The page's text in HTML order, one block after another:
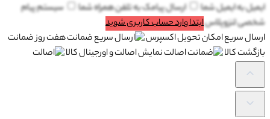
ایمیل بهایمیل شما ارسال پیامک بهتلفن همراه شما
سیستم پیام
شخصی لنزوپلاسابتدا وارد حساب کاربری شوید
ارسال سریعامکان تحویل اکسپرس ضمانتهفت روز ضمانت
بازگشت کالا
اصالتنمایش اصالت و اورجینال کالا